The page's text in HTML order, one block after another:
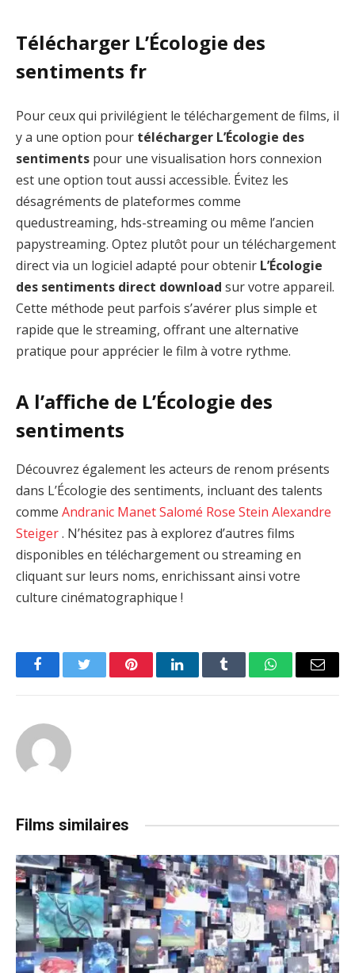
Télécharger L’Écologie des
sentiments fr
Pour ceux qui privilégient le téléchargement de films, il
y a une option pour télécharger L’Écologie des
sentiments pour une visualisation hors connexion
est une option tout aussi accessible. Évitez les
désagréments de plateformes comme
quedustreaming, hds-streaming ou même l’ancien
papystreaming. Optez plutôt pour un téléchargement
direct via un logiciel adapté pour obtenir L’Écologie
des sentiments direct download sur votre appareil.
Cette méthode peut parfois s’avérer plus simple et
rapide que le streaming, offrant une alternative
pratique pour apprécier le film à votre rythme.
A l’affiche de L’Écologie des
sentiments
Découvrez également les acteurs de renom présents
dans L’Écologie des sentiments, incluant des talents
comme Andranic ManetSalomé Rose Stein Alexandre
Steiger. N’hésitez pas à explorez d’autres films
disponibles en téléchargement ou streaming en
cliquant sur leurs noms, enrichissant ainsi votre
culture cinématographique !
FacebookTwitter PinterestLinkedInTumblr WhatsAppEmail
Films similaires